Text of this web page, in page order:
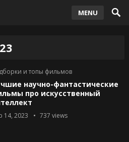
MENU
и топы фильмов
научно-фантастические
про искусственный
14, 2023 737 views